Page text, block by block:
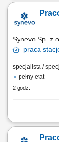
Prowadzenie
Pobrań;
Synevo Sp. z
praca
specjalista /
pełny etat
2 godz.
Opis
Prowadzenie